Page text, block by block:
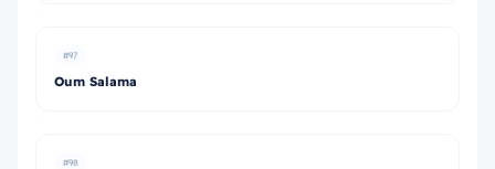
#97
Oum Salama
#98